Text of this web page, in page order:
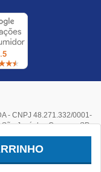
- CNPJ 48.271.332/0001-
José dos Campos, SP